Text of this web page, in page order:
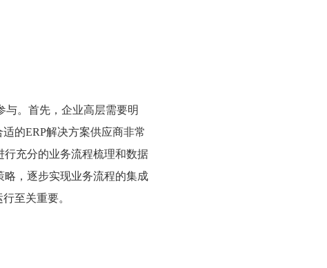
与。首先，企业高层需要明
的ERP解决方案供应商非常
充分的业务流程梳理和数据
，逐步实现业务流程的集成
至关重要。